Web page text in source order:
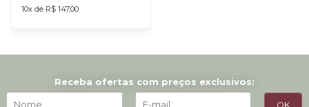
10x de R$ 147,00
Receba ofertas com preços exclusivos: